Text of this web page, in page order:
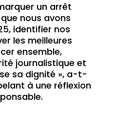
un arrêt
nous avons
identifier nos
les meilleures
ensemble,
journalistique et
sa dignité », a-t-
à une réflexion